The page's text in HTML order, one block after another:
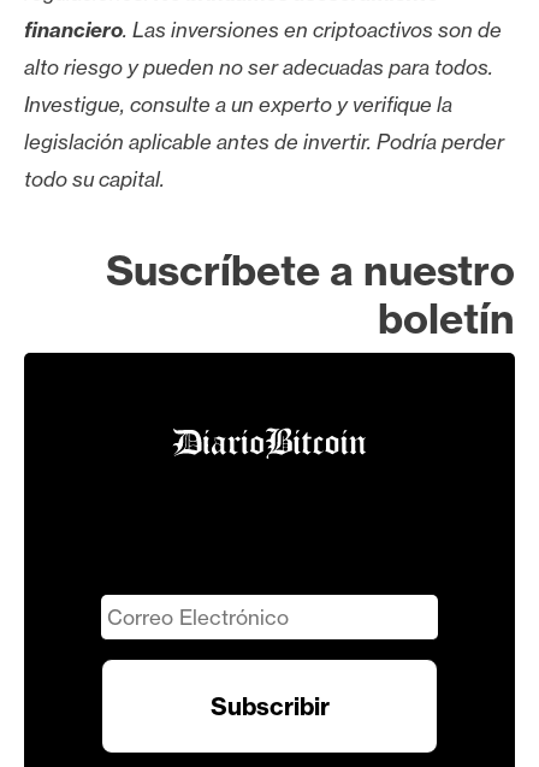
financiero. Las inversiones en criptoactivos son de
alto riesgo y pueden no ser adecuadas para todos.
Investigue, consulte a un experto y verifique la
legislación aplicable antes de invertir. Podría perder
todo su capital.
Suscríbete a nuestro
boletín